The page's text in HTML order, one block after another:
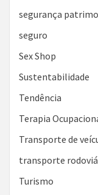
segurança
seguro
Sex Shop
Sustentabilidade
Tendência
Terapia
Transporte de
transporte
Turismo